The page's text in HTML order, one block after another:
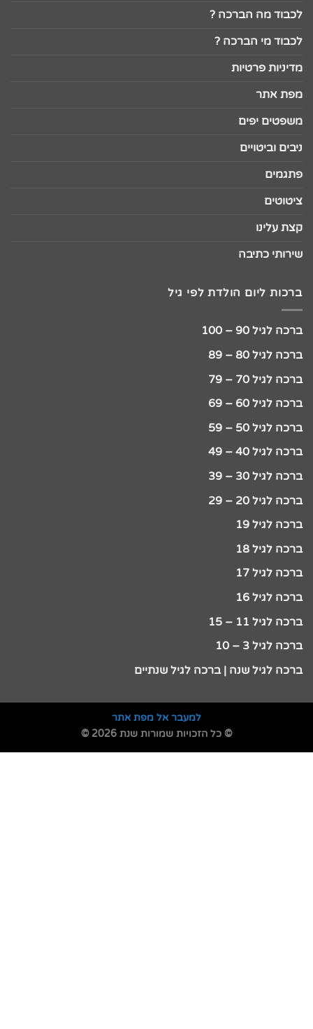
לכבוד מה הברכה ?
לכבוד מי הברכה ?
מדיניות פרטיות
מפת אתר
משפטים יפים
ניבים וביטויים
פתגמים
ציטוטים
קצת עלינו
שירותי כתיבה
ברכות ליום הולדת לפי גיל
ברכה לגיל 90 – 100
ברכה לגיל 80 – 89
ברכה לגיל 70 – 79
ברכה לגיל 60 – 69
ברכה לגיל 50 – 59
ברכה לגיל 40 – 49
ברכה לגיל 30 – 39
ברכה לגיל 20 – 29
ברכה לגיל 19
ברכה לגיל 18
ברכה לגיל 17
ברכה לגיל 16
ברכה לגיל 11 – 15
ברכה לגיל 3 – 10
ברכה לגיל שנה | ברכה לגיל שנתיים
למעבר אל מפת אתר
© כל הזכויות שמורות שנת 2026 ©